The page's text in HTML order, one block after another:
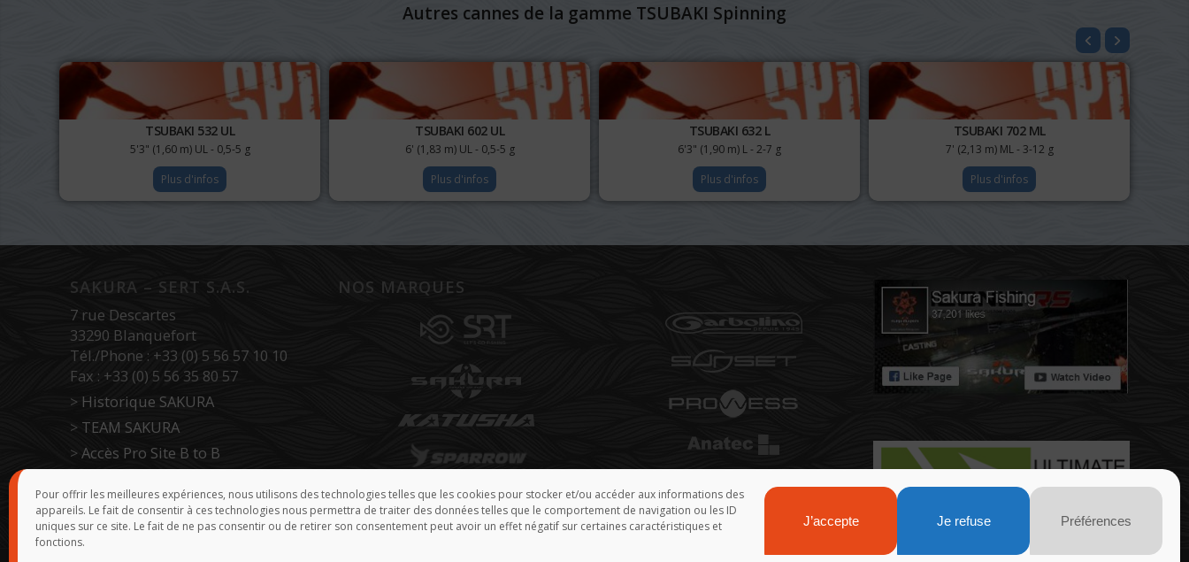
Pour offrir les meilleures expériences, nous utilisons des technologies telles que les cookies pour stocker et/ou accéder aux informations des
appareils. Le fait de consentir à ces technologies nous permettra de traiter des données telles que le comportement de navigation ou les ID
uniques sur ce site. Le fait de ne pas consentir ou de retirer son consentement peut avoir un effet négatif sur certaines caractéristiques et
fonctions.
J’accepte Je refuse Préférences
Autres cannes de la gamme TSUBAKI Spinning
TSUBAKI 532 UL
5'3" (1,60 m) UL - 0,5-5 g
Plus d'infos
TSUBAKI 602 UL
6' (1,83 m) UL - 0,5-5 g
Plus d'infos
TSUBAKI 632 L
6'3" (1,90 m) L - 2-7 g
Plus d'infos
TSUBAKI 702 ML
7' (2,13 m) ML - 3-12 g
Plus d'infos
SAKURA – SERT S.A.S.
7 rue Descartes
33290 Blanquefort
Tél./Phone : +33 (0) 5 56 57 10 10
Fax : +33 (0) 5 56 35 80 57
> Historique SAKURA
> TEAM SAKURA
>Accès Pro Site B to B
NOS MARQUES